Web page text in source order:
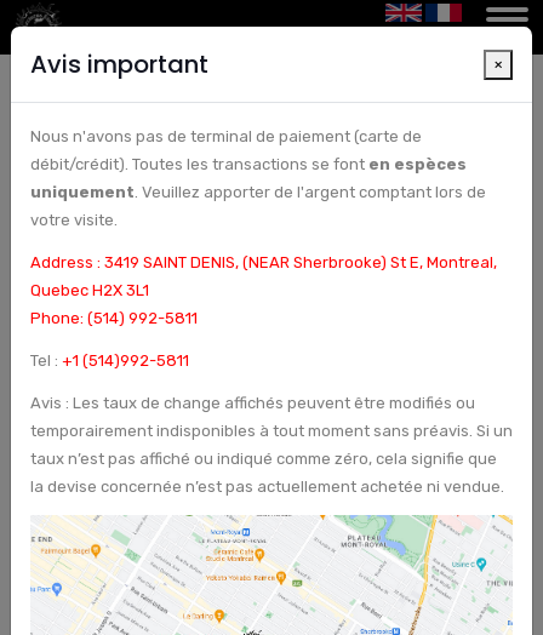
: Conversion de dollars canadiens en yuans
chinois à Montréal | Bureau de change et
chèques à Montréal, Canada - Arcturus Etoile
Conversion de dollars canadiens en yuans chinois à Montréal - Le
bureau de change Arcturus Etoile à Montréal, Canada, est fier
d'annoncer qu'il est actuellement l'un des bureaux de change les
Avis important ×
Nous n'avons pas de terminal de paiement (carte de
débit/crédit). Toutes les transactions se font en espèces
uniquement. Veuillez apporter de l'argent comptant lors de
votre visite.
Address : 3419 SAINT DENIS, (NEAR Sherbrooke) St E, Montreal,
Quebec H2X 3L1
Phone: (514) 992-5811
Tel : +1 (514)992-5811
Avis : Les taux de change affichés peuvent être modifiés ou
temporairement indisponibles à tout moment sans préavis. Si un
taux n’est pas affiché ou indiqué comme zéro, cela signifie que
la devise concernée n’est pas actuellement achetée ni vendue.